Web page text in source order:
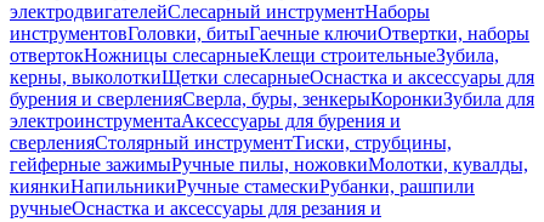
электродвигателейСлесарный инструментНаборы
инструментовГоловки, битыГаечные ключиОтвертки, наборы
отвертокНожницы слесарныеКлещи строительныеЗубила,
керны, выколоткиЩетки слесарныеОснастка и аксессуары для
бурения и сверленияСверла, буры, зенкерыКоронкиЗубила для
электроинструментаАксессуары для бурения и
сверленияСтолярный инструментТиски, струбцины,
гейферные зажимыРучные пилы, ножовкиМолотки, кувалды,
киянкиНапильникиРучные стамескиРубанки, рашпили
ручныеОснастка и аксессуары для резания и